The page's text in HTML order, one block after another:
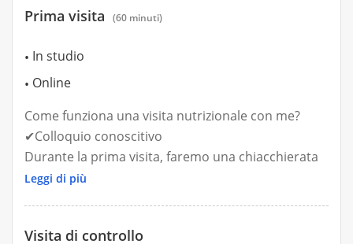
Prima visita (60 minuti)
In studio
Online
Come funziona una visita nutrizionale con me?
✔Colloquio conoscitivo
Durante la prima visita, faremo una chiacchierata
per capire:
energia, benessere generale, gestione di una
Leggi di più
Visita di controllo